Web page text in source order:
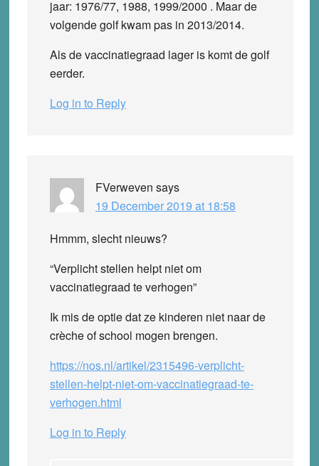
jaar: 1976/77, 1988, 1999/2000 . Maar de
volgende golf kwam pas in 2013/2014.
Als de vaccinatiegraad lager is komt de golf
eerder.
Log in to Reply
FVerweven says
19 December 2019 at 18:58
Hmmm, slecht nieuws?
“Verplicht stellen helpt niet om
vaccinatiegraad te verhogen”
Ik mis de optie dat ze kinderen niet naar de
crèche of school mogen brengen.
https://nos.nl/artikel/2315496-verplicht-
stellen-helpt-niet-om-vaccinatiegraad-te-
verhogen.html
Log in to Reply